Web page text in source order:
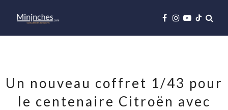
Un nouveau coffret 1/43 pour
le centenaire Citroën avec